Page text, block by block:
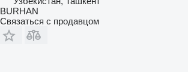
BURHAN
Связаться с продавцом